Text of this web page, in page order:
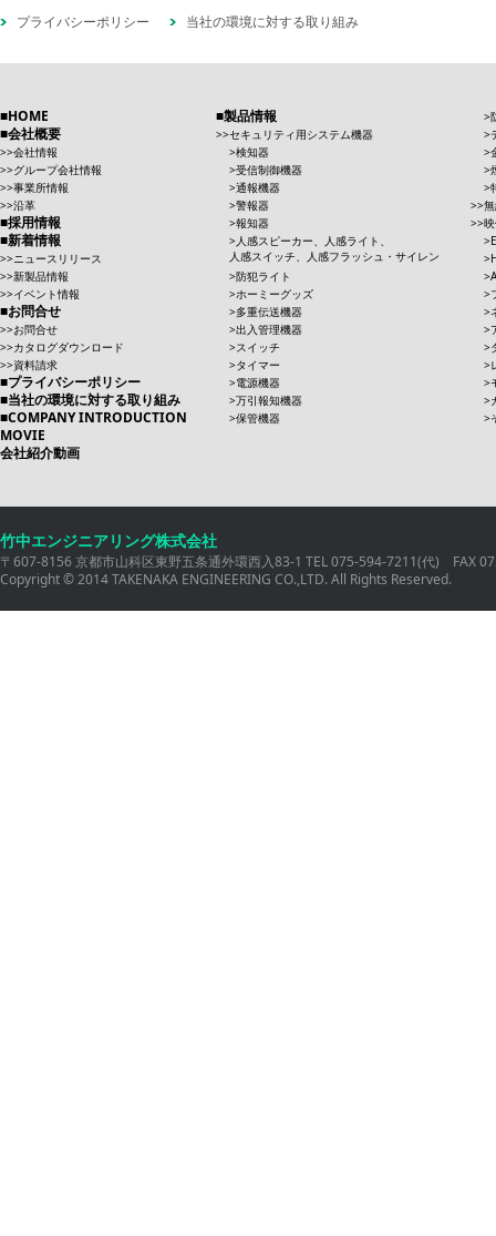
プライバシーポリシー 当社の環境に対する取り組み
HOME
会社概要
会社情報
グループ会社情報
事業所情報
沿革
採用情報
新着情報
ニュースリリース
新製品情報
イベント情報
お問合せ
お問合せ
カタログダウンロード
資料請求
プライバシーポリシー
当社の環境に対する取り組み
COMPANY INTRODUCTION
MOVIE
会社紹介動画
製品情報
セキュリティ用システム機器
検知器
受信制御機器
通報機器
警報器
報知器
人感スピーカー、人感ライト、
人感スイッチ、人感フラッシュ・サイレン
防犯ライト
ホーミーグッズ
多重伝送機器
出入管理機器
スイッチ
タイマー
電源機器
万引報知機器
保管機器
竹中エンジニアリング株式会社
〒607-8156 京都市山科区東野五条通外環西入83-1 TEL 075-594-7211(代) FAX
Copyright © 2014 TAKENAKA ENGINEERING CO.,LTD. All Rights Reserved.